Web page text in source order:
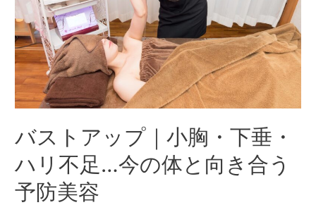
バストアップ｜小胸・下垂・
ハリ不足…今の体と向き合う
予防美容